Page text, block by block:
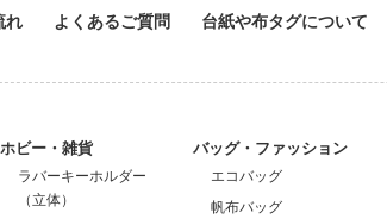
れ よくあるご質問 台紙や布タグについて
ホビー・雑貨
ラバーキーホルダー
（立体）
バッグ・ファッション
エコバッグ
帆布バッグ